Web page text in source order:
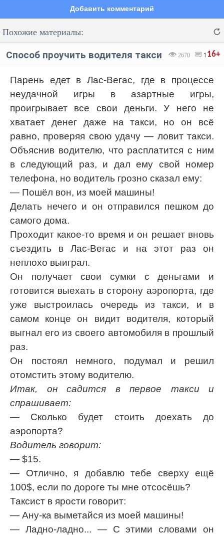
Добавить комментарий
Код: Отправить
Похожие материалы:
16+
2670 1
Способ проучить водителя такси
Парень едет в Лас-Вегас, где в процессе
неудачной игры в азартные игры,
проигрывает все свои деньги. У него не
хватает денег даже на такси, но он всё
равно, проверяя свою удачу — ловит такси.
Объяснив водителю, что расплатится с ним
в следующий раз, и дал ему свой номер
телефона, но водитель грозно сказал ему:
— Пошёл вон, из моей машины!
Делать нечего и он отправился пешком до
самого дома.
Проходит какое-то время и он решает вновь
съездить в Лас-Вегас и на этот раз он
неплохо выиграл.
Он получает свои сумки с деньгами и
готовится выехать в сторону аэропорта, где
уже выстроилась очередь из такси, и в
самом конце он видит водителя, который
выгнал его из своего автомобиля в прошлый
раз.
Он постоял немного, подумал и решил
отомстить этому водителю.
Итак, он садится в первое такси и
спрашивает:
— Сколько будет стоить доехать до
аэропорта?
Водитель говорит:
— $15.
— Отлично, я добавлю тебе сверху ещё
100$, если по дороге ты мне отсосёшь?
Таксист в ярости говорит:
— Ану-ка выметайся из моей машины!
— Ладно-ладно... — С этими словами он